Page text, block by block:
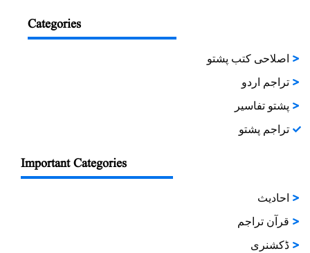
Categories
اصلاحی کتب پشتو
تراجم اردو
پشتو تفاسیر
تراجم پشتو
Important Categories
احادیث
قرآن تراجم
ڈکشنری